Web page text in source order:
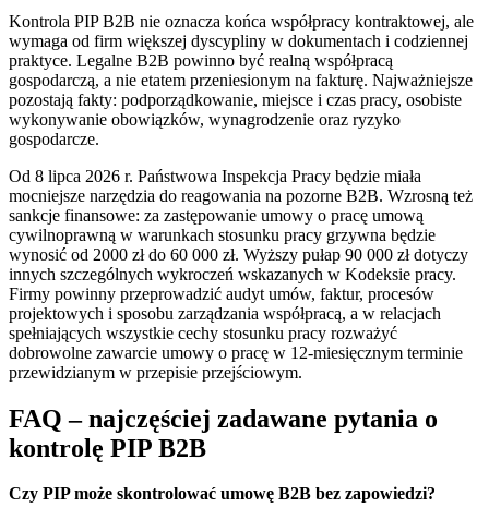
Kontrola PIP B2B nie oznacza końca współpracy kontraktowej, ale
wymaga od firm większej dyscypliny w dokumentach i codziennej
praktyce. Legalne B2B powinno być realną współpracą
gospodarczą, a nie etatem przeniesionym na fakturę. Najważniejsze
pozostają fakty: podporządkowanie, miejsce i czas pracy, osobiste
wykonywanie obowiązków, wynagrodzenie oraz ryzyko
gospodarcze.
Od 8 lipca 2026 r. Państwowa Inspekcja Pracy będzie miała
mocniejsze narzędzia do reagowania na pozorne B2B. Wzrosną też
sankcje finansowe: za zastępowanie umowy o pracę umową
cywilnoprawną w warunkach stosunku pracy grzywna będzie
wynosić od 2000 zł do 60 000 zł. Wyższy pułap 90 000 zł dotyczy
innych szczególnych wykroczeń wskazanych w Kodeksie pracy.
Firmy powinny przeprowadzić audyt umów, faktur, procesów
projektowych i sposobu zarządzania współpracą, a w relacjach
spełniających wszystkie cechy stosunku pracy rozważyć
dobrowolne zawarcie umowy o pracę w 12-miesięcznym terminie
przewidzianym w przepisie przejściowym.
FAQ – najczęściej zadawane pytania o
kontrolę PIP B2B
Czy PIP może skontrolować umowę B2B bez zapowiedzi?